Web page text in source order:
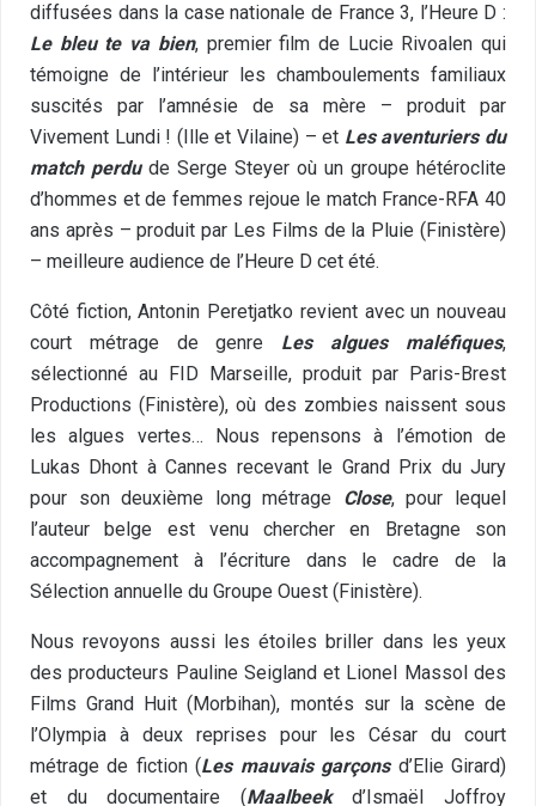
diffusées dans la case nationale de France 3, l’Heure D :
Le bleu te va bien, premier film de Lucie Rivoalen qui
témoigne de l’intérieur les chamboulements familiaux
suscités par l’amnésie de sa mère – produit par
Vivement Lundi ! (Ille et Vilaine) – et Les aventuriers du
match perdude Serge Steyer où un groupe hétéroclite
d’hommes et de femmes rejoue le match France-RFA 40
ans après – produit par Les Films de la Pluie (Finistère)
– meilleure audience de l’Heure D cet été.
Côté fiction, Antonin Peretjatko revient avec un nouveau
court métrage de genre Les algues maléfiques,
sélectionné au FID Marseille, produit par Paris-Brest
Productions (Finistère), où des zombies naissent sous
les algues vertes… Nous repensons à l’émotion de
Lukas Dhont à Cannes recevant le Grand Prix du Jury
pour son deuxième long métrage Close, pour lequel
l’auteur belge est venu chercher en Bretagne son
accompagnement à l’écriture dans le cadre de la
Sélection annuelle du Groupe Ouest (Finistère).
Nous revoyons aussi les étoiles briller dans les yeux
des producteurs Pauline Seigland et Lionel Massol des
Films Grand Huit (Morbihan), montés sur la scène de
l’Olympia à deux reprises pour les César du court
métrage de fiction (Les mauvais garçonsd’Elie Girard)
et du documentaire (Maalbeekd’Ismaël Joffroy